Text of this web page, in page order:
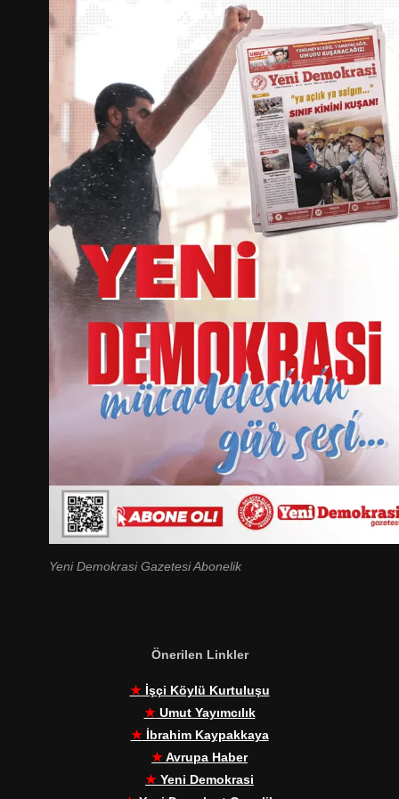
Yeni Demokrasi Gazetesi Abonelik
Önerilen Linkler
★İşçi Köylü Kurtuluşu
★Umut Yayımcılık
★İbrahim Kaypakkaya
★Avrupa Haber
★ Yeni Demokrasi